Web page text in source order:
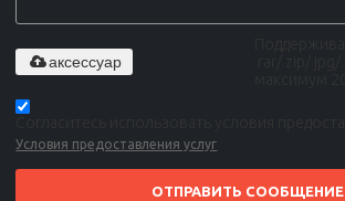
аксессуар
Условия предоставления услуг
ОТПРАВИТЬ СООБЩЕНИЕ